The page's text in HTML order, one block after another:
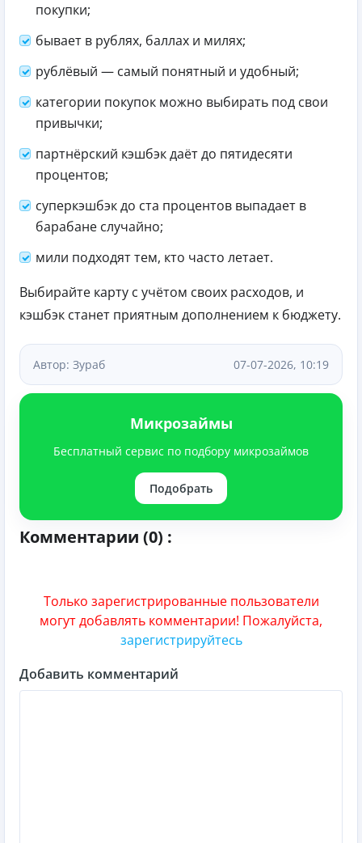
покупки;
бывает в рублях, баллах и милях;
рублёвый — самый понятный и удобный;
категории покупок можно выбирать под свои
привычки;
партнёрский кэшбэк даёт до пятидесяти
процентов;
суперкэшбэк до ста процентов выпадает в
барабане случайно;
мили подходят тем, кто часто летает.
Выбирайте карту с учётом своих расходов, и
кэшбэк станет приятным дополнением к бюджету.
Автор: Зураб 07-07-2026, 10:19
Микрозаймы
Бесплатный сервис по подбору микрозаймов
Подобрать
Комментарии (0) :
Только зарегистрированные пользователи
могут добавлять комментарии! Пожалуйста,
зарегистрируйтесь
Добавить комментарий